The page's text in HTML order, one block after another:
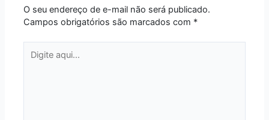
O seu endereço de e-mail não será publicado.
Campos obrigatórios são marcados com *
aqui...